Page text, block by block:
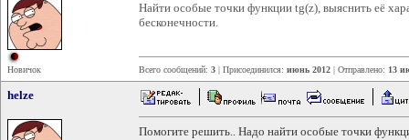
Новичок
Найти особые точки функции tg(z), выяснить её
бесконечности.
Всего сообщений: 3 | Присоединился: июнь 2012 | Отправлено: 13
helze
Помогите решить.. Надо найти особые точки